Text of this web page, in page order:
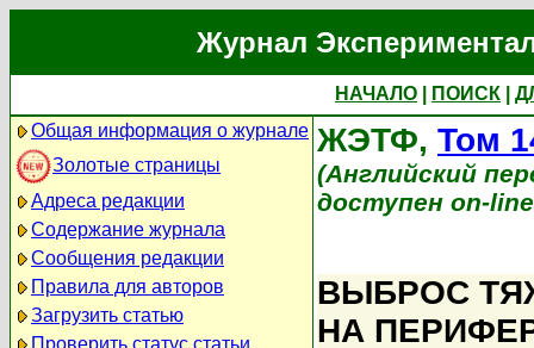
Журнал
НАЧАЛО ПОИСК
Общая информация о журнале
Золотые страницы
Адреса редакции
Содержание журнала
Сообщения редакции
Правила для авторов
Загрузить статью
Проверить статус статьи
ЖЭТФ, Том
(Английский
доступен on-
ВЫБРОС
НА